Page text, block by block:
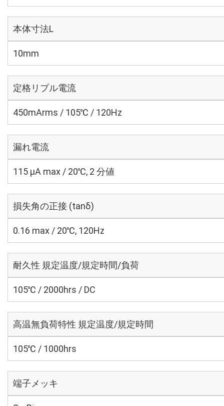
本体寸法L
10mm
定格リプル電流
450mArms / 105℃ / 120Hz
漏れ電流
115 μA max / 20℃, 2 分値
損失角の正接 (tanδ)
0.16 max / 20℃, 120Hz
耐久性 規定温度/規定時間/負荷
105℃ / 2000hrs / DC
高温無負荷特性 規定温度/規定時間
105℃ / 1000hrs
端子メッキ